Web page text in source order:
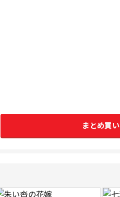
まとめ買い